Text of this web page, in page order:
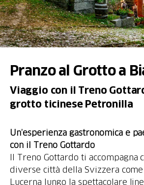
Pranzo al Grotto a
Viaggio con il Treno
grotto ticinese Petronilla
Un’esperienza gastronomica e
con il Treno Gottardo
Il Treno Gottardo ti accompagna
diverse città della Svizzera
Lucerna lungo la spettacolare